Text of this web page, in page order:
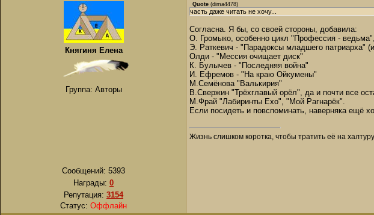
Княгиня Елена
Группа: Авторы
Сообщений: 5393
Награды: 0
Репутация: 3154
Статус: Оффлайн
Quote (dima4478)
часть даже читать не хочу...
Согласна. Я бы, со своей стороны, добавила:
О. Громыко, особенно цикл "Профессия - ведьма",
Э. Раткевич - "Парадоксы младшего патриарха"
Олди - "Мессия очищает диск"
К. Булычев - "Последняя война"
И. Ефремов - "На краю Ойкумены"
М.Семёнова "Валькирия"
В.Свержин "Трёхглавый орёл", да и почти все
М.Фрай "Лабиринты Ехо", "Мой Рагнарёк".
Если посидеть и повспоминать, наверняка ещё
Жизнь слишком коротка, чтобы тратить её на халтуру.